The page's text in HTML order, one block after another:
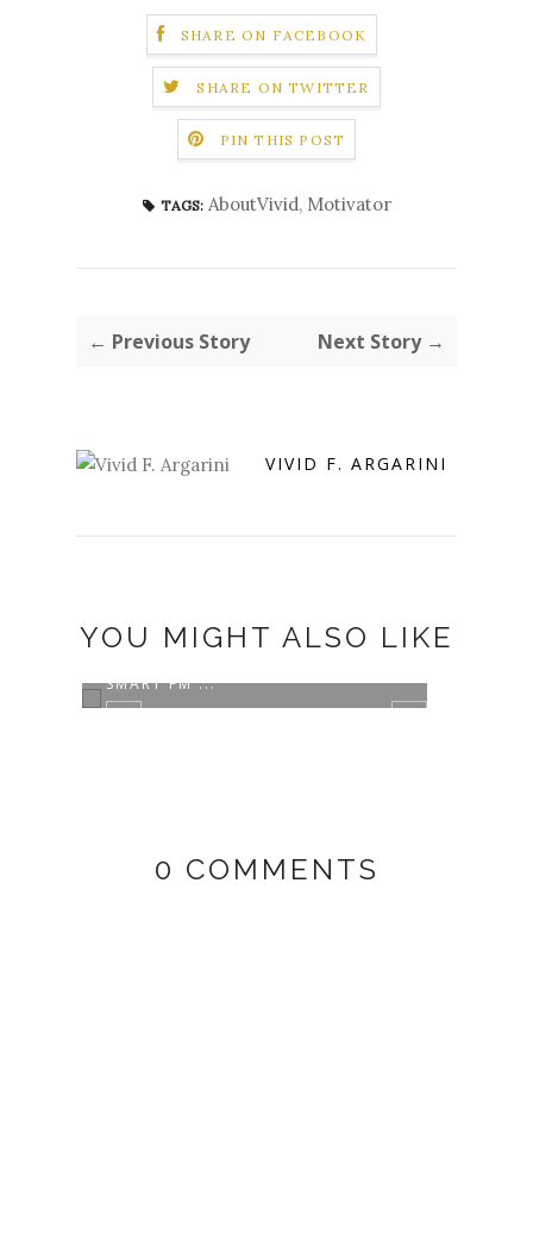
SHARE ON FACEBOOK
SHARE ON TWITTER
PIN THIS POST
TAGS: AboutVivid, Motivator
← Previous Story Next Story →
VIVID F. ARGARINI
YOU MIGHT ALSO LIKE
SMART FM ...
0 COMMENTS